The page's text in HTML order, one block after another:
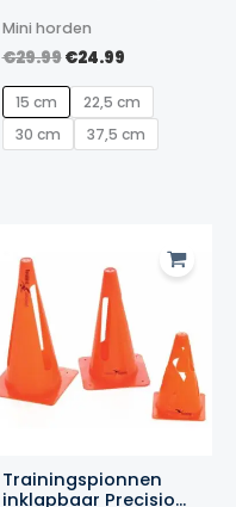
Mini horden
€29.99Oorspronkelijke
was:
€29.99.
€24.99Huidige
is:
€24.99.
15 cm
22,5 cm
30 cm
37,5 cm
Trainingspionnen
inklapbaar Precision